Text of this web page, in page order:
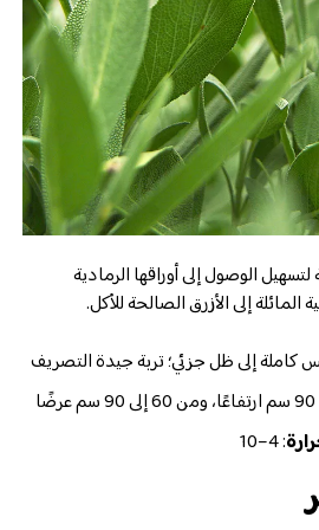
الوصول إلى أوراقها الرمادية
إلى الأزرق الصالحة للأكل.
إلى ظل جزئي؛ تربة جيدة التصريف
: 4–10